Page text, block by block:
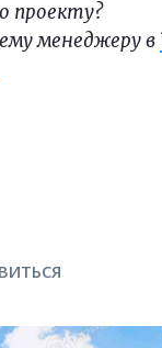
проекту?
менеджеру в